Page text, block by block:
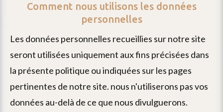
Comment nous utilisons les données
personnelles
les données personnelles recueillies sur notre site
seront utilisées uniquement aux fins précisées dans
la présente politique ou indiquées sur les pages
pertinentes de notre site. nous n'utiliserons pas vos
données au-delà de ce que nous divulguerons.
formulaire.